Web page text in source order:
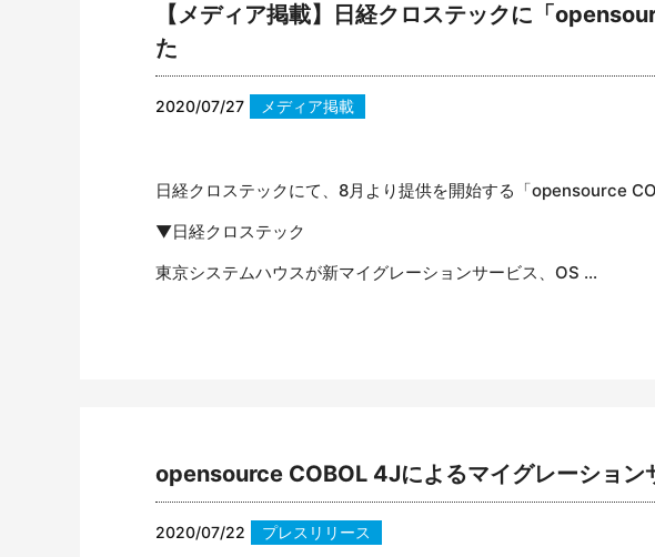
【メディア掲載】日経クロステックに「
た
2020/07/27 メディア掲載
日経クロステックにて、8月より提供を開始する「opensource
▼日経クロステック
東京システムハウスが新マイグレーションサービス、OS ...
opensource COBOL 4Jによるマイグレーション
2020/07/22 プレスリリース